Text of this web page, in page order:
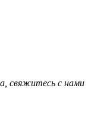
свяжитесь с нами